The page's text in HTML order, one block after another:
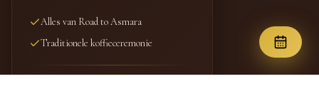
Alles van Road to Asmara
Traditionele koffieceremonie